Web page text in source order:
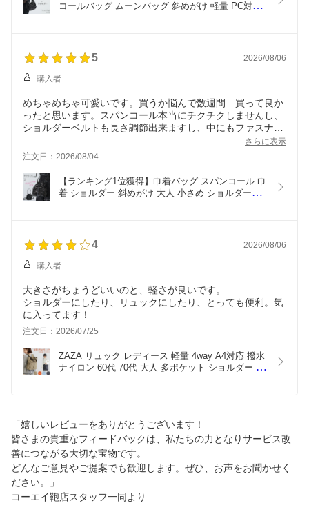
コールバッグ ムーンバッグ 斜めがけ 軽量 PC対応
5 2026/08/06
購入者
めちゃめちゃ可愛いです。買うか悩んで数週間…買って良か
ったと思います。スパンコール本当にチクチクしませんし、
ショルダーベルトも長さ調節出来ますし、中にもファスナー
付とそうでないポケットが1つずつ付いてます。華やかです
がけして派手すぎないとても素敵なバッグです。
さらに表示
注文日：2026/08/04
【ランキング1位獲得】巾着バッグ スパンコール 巾
着 ショルダー 斜めがけ 大人 小さめ ショルダーバ
uniqute uq132
4 2026/08/06
購入者
大きさがちょうどいいのと、軽さが良いです。
ショルダーにしたり、リュックにしたり、とっても便利。気
に入ってます！
注文日：2026/07/25
ZAZA リュック レディース 軽量 4way A4対応 撥水
ナイロン 60代 70代 大人 多ポケット ショルダー 斜
「嬉しいレビューをありがとうございます！
皆さまの貴重なフィードバックは、私たちの力となりサービス改
善につながる大切な宝物です。
どんなご意見やご提案でも歓迎します。ぜひ、お声をお聞かせく
ださい。」
コーエイ鞄店スタッフ一同より